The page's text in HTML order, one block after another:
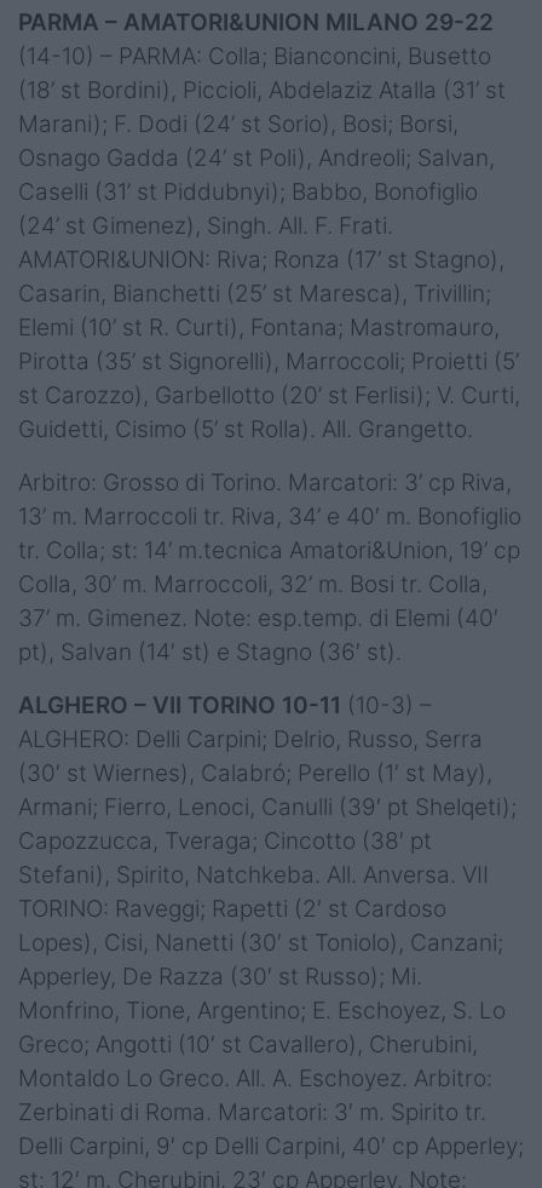
PARMA – AMATORI&UNION MILANO 29-22
(14-10) – PARMA: Colla; Bianconcini, Busetto
(18’ st Bordini), Piccioli, Abdelaziz Atalla (31’ st
Marani); F. Dodi (24’ st Sorio), Bosi; Borsi,
Osnago Gadda (24’ st Poli), Andreoli; Salvan,
Caselli (31’ st Piddubnyi); Babbo, Bonofiglio
(24’ st Gimenez), Singh. All. F. Frati.
AMATORI&UNION: Riva; Ronza (17’ st Stagno),
Casarin, Bianchetti (25’ st Maresca), Trivillin;
Elemi (10’ st R. Curti), Fontana; Mastromauro,
Pirotta (35’ st Signorelli), Marroccoli; Proietti (5’
st Carozzo), Garbellotto (20’ st Ferlisi); V. Curti,
Guidetti, Cisimo (5’ st Rolla). All. Grangetto.
Arbitro: Grosso di Torino. Marcatori: 3’ cp Riva,
13’ m. Marroccoli tr. Riva, 34’ e 40′ m. Bonofiglio
tr. Colla; st: 14’ m.tecnica Amatori&Union, 19’ cp
Colla, 30’ m. Marroccoli, 32’ m. Bosi tr. Colla,
37’ m. Gimenez. Note: esp.temp. di Elemi (40′
pt), Salvan (14′ st) e Stagno (36′ st).
ALGHERO – VII TORINO 10-11 (10-3) –
ALGHERO: Delli Carpini; Delrio, Russo, Serra
(30′ st Wiernes), Calabró; Perello (1′ st May),
Armani; Fierro, Lenoci, Canulli (39′ pt Shelqeti);
Capozzucca, Tveraga; Cincotto (38′ pt
Stefani), Spirito, Natchkeba. All. Anversa. VII
TORINO: Raveggi; Rapetti (2′ st Cardoso
Lopes), Cisi, Nanetti (30′ st Toniolo), Canzani;
Apperley, De Razza (30′ st Russo); Mi.
Monfrino, Tione, Argentino; E. Eschoyez, S. Lo
Greco; Angotti (10′ st Cavallero), Cherubini,
Montaldo Lo Greco. All. A. Eschoyez. Arbitro:
Zerbinati di Roma. Marcatori: 3′ m. Spirito tr.
Delli Carpini, 9′ cp Delli Carpini, 40′ cp Apperley;
st: 12′ m. Cherubini, 23′ cp Apperley. Note: